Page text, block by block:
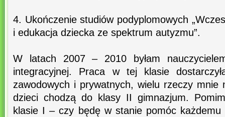
4. Ukończenie studiów podyplomowych
i edukacja dziecka ze spektrum autyzmu”.
W latach 2007 – 2010 byłam
integracyjnej. Praca w tej klasie
zawodowych i prywatnych, wielu rzeczy mnie
dzieci chodzą do klasy II gimnazjum.
klasie I – czy będę w stanie pomóc